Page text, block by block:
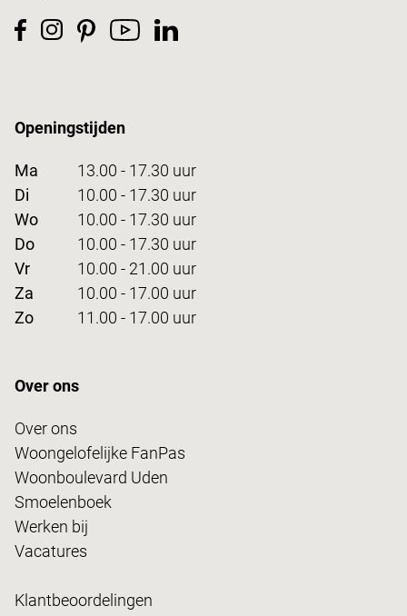
Openingstijden
Ma
13.00 - 17.30 uur
Di
10.00 - 17.30 uur
Wo
10.00 - 17.30 uur
Do
10.00 - 17.30 uur
Vr
10.00 - 21.00 uur
Za
10.00 - 17.00 uur
Zo
11.00 - 17.00 uur
Over ons
Over ons
Woongelofelijke FanPas
Woonboulevard Uden
Smoelenboek
Werken bij
Vacatures
Klantbeoordelingen